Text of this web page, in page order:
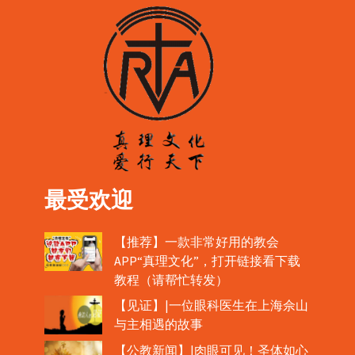
最受欢迎
【推荐】一款非常好用的教会
APP“真理文化”，打开链接看下载
教程（请帮忙转发）
【见证】|一位眼科医生在上海佘山
与主相遇的故事
【公教新闻】|肉眼可见！圣体如心